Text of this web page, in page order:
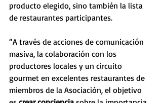
producto elegido, sino también la lista
de restaurantes participantes.
“A través de acciones de comunicación
masiva, la colaboración con los
productores locales y un circuito
gourmet en excelentes restaurantes de
miembros de la Asociación, el objetivo